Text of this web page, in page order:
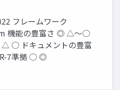
フレームワーク
機能の豊富さ ◎ △～○
△ ○ ドキュメントの豊富
7準拠 ○ ◎